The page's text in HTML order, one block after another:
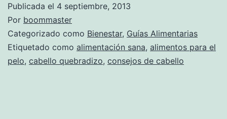
Publicada el 4 septiembre, 2013
Por boommaster
Categorizado como Bienestar, Guías Alimentarias
Etiquetado como alimentación sana, alimentos para el
pelo, cabello quebradizo, consejos de cabello